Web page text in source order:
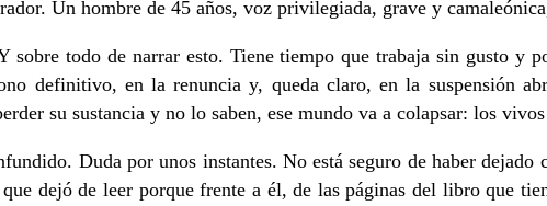
Un hombre de 45 años, voz privilegiada, grave y
sobre todo de narrar esto. Tiene tiempo que trabaja sin gusto y
definitivo, en la renuncia y, queda claro, en la suspensión
su sustancia y no lo saben, ese mundo va a colapsar: los
Duda por unos instantes. No está seguro de haber dejado
dejó de leer porque frente a él, de las páginas del libro que